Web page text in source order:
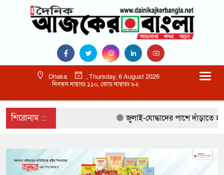
Dhaka
, Thursday, 6 August 2026
নিবন্ধন নাম্বারঃ ১১০, কোড নাম্বারঃ ৯২
শিরোনাম :: জুলাই-যোদ্ধাদের পাশে দাঁড়াতে হবে